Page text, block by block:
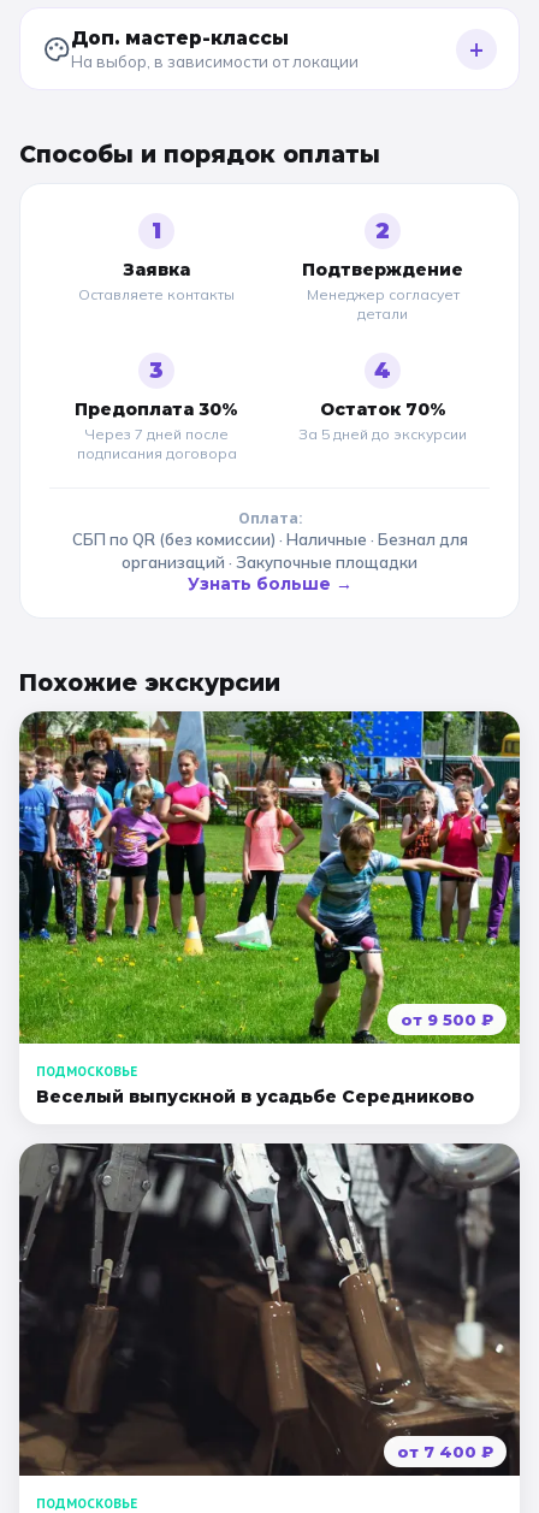
Доп. мастер-классы
На выбор, в зависимости от локации +
Способы и порядок оплаты
1
Заявка
Оставляете контакты
2
Подтверждение
Менеджер согласует
детали
3
Предоплата 30%
Через 7 дней после
подписания договора
4
Остаток 70%
За 5 дней до экскурсии
Оплата:
СБП по QR (без комиссии) · Наличные · Безнал для
организаций · Закупочные площадки
Узнать больше →
Похожие экскурсии
от 9 500 ₽
ПОДМОСКОВЬЕ
Веселый выпускной в усадьбе Середниково
от 7 400 ₽
ПОДМОСКОВЬЕ